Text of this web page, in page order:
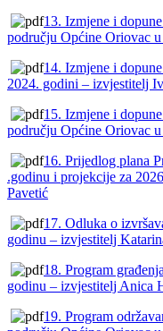
13. Izmjene i
području Općine Oriovac
14. Izmjene i
2024. godini – izvjestitelj
15. Izmjene i
području Općine Oriovac
16. Prijedlog plana
.godinu i projekcije za
Pavetić
17. Odluka o
godinu – izvjestitelj
18. Program
godinu – izvjestitelj Anica
19. Program